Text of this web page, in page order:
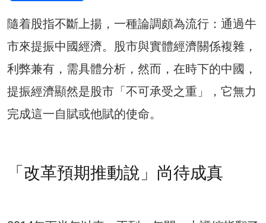
隨着股指不斷上揚，一種論調頗為流行：通過牛
市來提振中國經濟。股市與實體經濟關係複雜，
利弊兼有，需具體分析，然而，在時下的中國，
提振經濟顯然是股市「不可承受之重」，它無力
完成這一自賦或他賦的使命。
「改革預期推動說」尚待成真